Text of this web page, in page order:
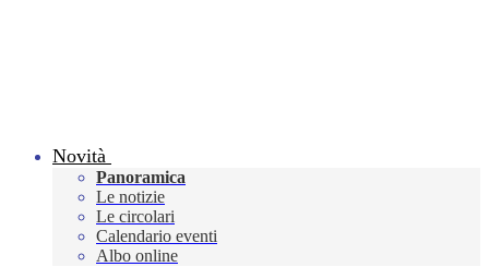
Novità
Panoramica
Le notizie
Le circolari
Calendario eventi
Albo online